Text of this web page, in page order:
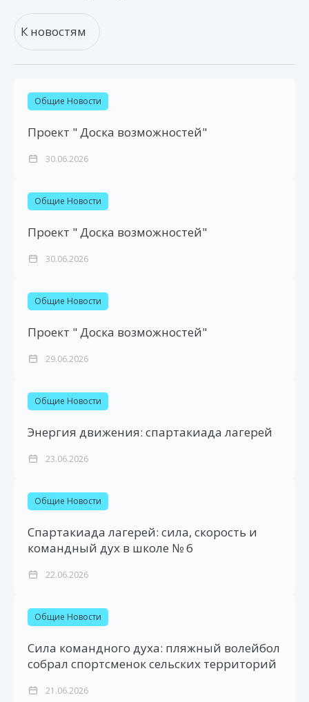
К новостям
Общие Новости
Проект " Доска возможностей"
30.06.2026
Общие Новости
Проект " Доска возможностей"
30.06.2026
Общие Новости
Проект " Доска возможностей"
29.06.2026
Общие Новости
Энергия движения: спартакиада лагерей
23.06.2026
Общие Новости
Спартакиада лагерей: сила, скорость и
командный дух в школе № 6
22.06.2026
Общие Новости
Сила командного духа: пляжный волейбол
собрал спортсменок сельских территорий
21.06.2026